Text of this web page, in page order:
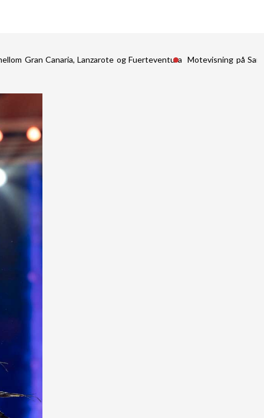
Gran Canaria, Lanzarote og Fuerteventura Motevisning på